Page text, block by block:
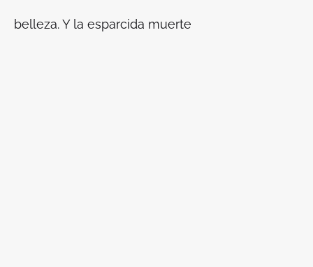
belleza. Y la esparcida muerte